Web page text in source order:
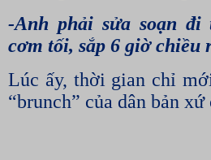
-Anh phải sửa soạn đi
cơm tối, sắp 6 giờ
Lúc ấy, thời gian chỉ
“brunch” của dân bản